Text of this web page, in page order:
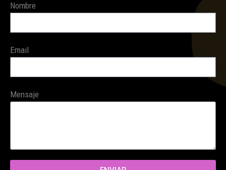
Nombre
Email
Mensaje